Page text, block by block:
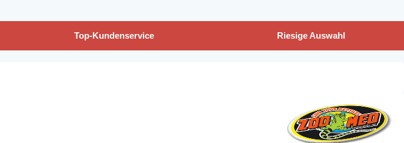
Top-Kundenservice Riesige Auswahl